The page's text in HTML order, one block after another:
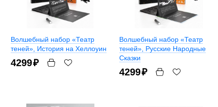
Волшебный набор «Театр
теней» , История на Хеллоуин
4299₽
Волшебный набор «Театр
теней» , Русские Народные
Сказки
4299₽